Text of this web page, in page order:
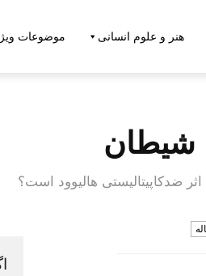
هنر و علوم انسانی موضوعات
شیطان
ضدکاپیتالیستی هالیوود است؟